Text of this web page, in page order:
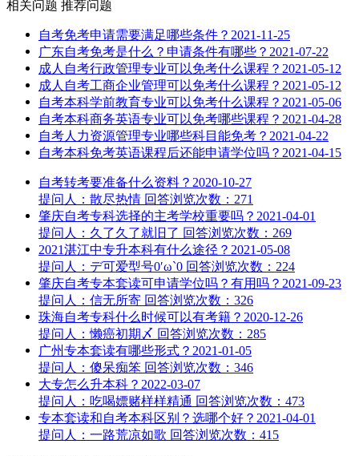
相关问题 推荐问题
自考免考申请需要满足哪些条件？ 2021-11-25
广东自考免考是什么？申请条件有哪些？ 2021-07-22
成人自考行政管理专业可以免考什么课程？ 2021-05-12
成人自考工商企业管理可以免考什么课程？ 2021-05-12
自考本科学前教育专业可以免考什么课程？ 2021-05-06
自考本科商务英语专业可以免考哪些课程？ 2021-04-28
自考人力资源管理专业哪些科目能免考？ 2021-04-22
自考本科免考英语课程后还能申请学位吗？ 2021-04-15
自考转考要准备什么资料？ 2020-10-27
提问人：散尽热情 回答浏览次数：271
肇庆自考专科选择的主考学校重要吗？ 2021-04-01
提问人：久了久了就旧了 回答浏览次数：269
2021湛江中专升本科有什么途径？ 2021-05-08
提问人：デ可爱型号0′ω`0 回答浏览次数：224
肇庆自考专本套读可申请学位吗？有用吗？ 2021-09-23
提问人：信无所寄 回答浏览次数：326
珠海自考专科什么时候可以有考籍？ 2020-12-26
提问人：懒癌初期〆 回答浏览次数：285
广州专本套读有哪些形式？ 2021-01-05
提问人：傻呆痴笨 回答浏览次数：346
大专怎么升本科？ 2022-03-07
提问人：吃喝嫖赌样样精通 回答浏览次数：473
专本套读和自考本科区别？选哪个好？ 2021-04-01
提问人：一路荒凉如歌 回答浏览次数：415